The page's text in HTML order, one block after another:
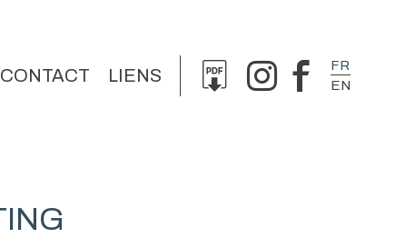
CONTACT LIENS
FR
EN